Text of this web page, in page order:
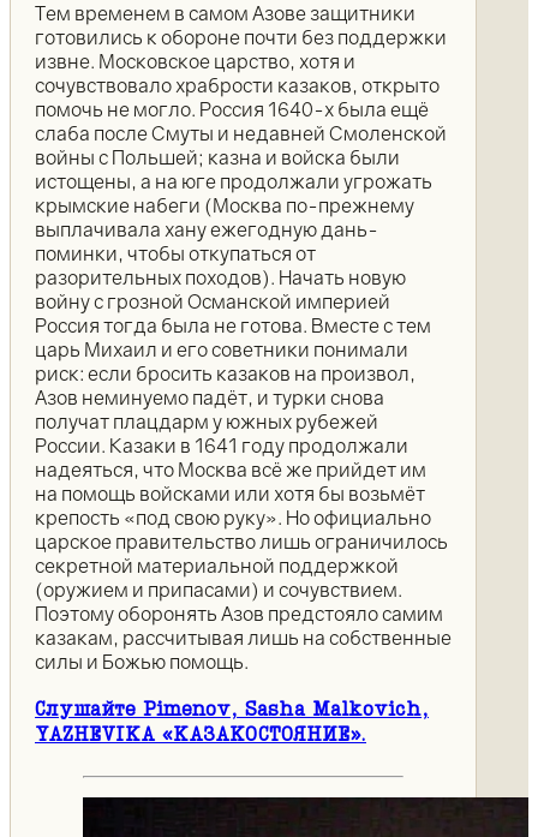
Тем временем в самом Азове защитники
готовились к обороне почти без поддержки
извне. Московское царство, хотя и
сочувствовало храбрости казаков, открыто
помочь не могло. Россия 1640-х была ещё
слаба после Смуты и недавней Смоленской
войны с Польшей; казна и войска были
истощены, а на юге продолжали угрожать
крымские набеги (Москва по-прежнему
выплачивала хану ежегодную дань-
поминки, чтобы откупаться от
разорительных походов). Начать новую
войну с грозной Османской империей
Россия тогда была не готова. Вместе с тем
царь Михаил и его советники понимали
риск: если бросить казаков на произвол,
Азов неминуемо падёт, и турки снова
получат плацдарм у южных рубежей
России. Казаки в 1641 году продолжали
надеяться, что Москва всё же прийдет им
на помощь войсками или хотя бы возьмёт
крепость «под свою руку». Но официально
царское правительство лишь ограничилось
секретной материальной поддержкой
(оружием и припасами) и сочувствием.
Поэтому оборонять Азов предстояло самим
казакам, рассчитывая лишь на собственные
силы и Божью помощь.
Слушайте Pimenov, Sasha Malkovich,
YAZHEVIKA «КАЗАКОСТОЯНИЕ».